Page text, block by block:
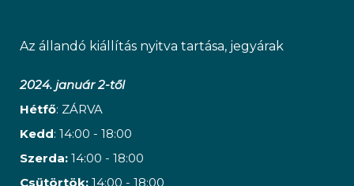
Az állandó kiállítás nyitva tartása, jegyárak
2024. január 2-től
Hétfő: ZÁRVA
Kedd: 14:00 - 18:00
Szerda: 14:00 - 18:00
Csütörtök: 14:00 - 18:00